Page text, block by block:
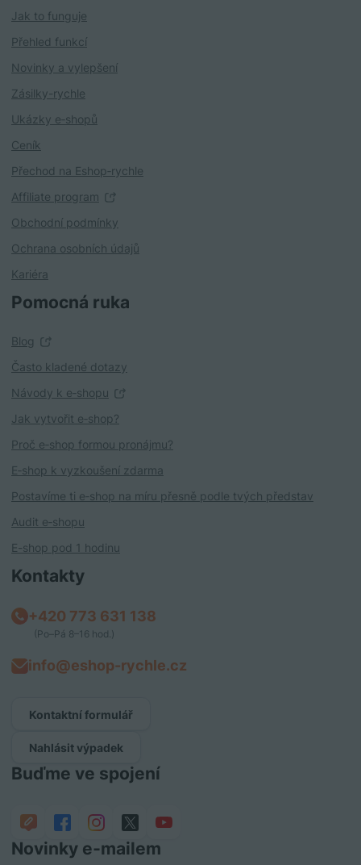
Jak to funguje
Přehled funkcí
Novinky a vylepšení
Zásilky-rychle
Ukázky e‑shopů
Ceník
Přechod na Eshop‑rychle
Affiliate program
Obchodní podmínky
Ochrana osobních údajů
Kariéra
Pomocná ruka
Blog
Často kladené dotazy
Návody k e‑shopu
Jak vytvořit e‑shop?
Proč e‑shop formou pronájmu?
E‑shop k vyzkoušení zdarma
Postavíme ti e‑shop na míru přesně podle tvých představ
Audit e‑shopu
E-shop pod 1 hodinu
Kontakty
+420 773 631 138
(Po–Pá 8–16 hod.)
info@eshop-rychle.cz
Kontaktní formulář
Nahlásit výpadek
Buďme ve spojení
Novinky e‑mailem